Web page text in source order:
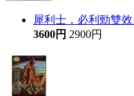
犀利士，必利勁雙
3600円 2900円